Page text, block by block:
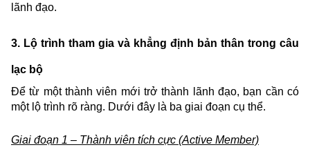
lãnh đạo.
3. Lộ trình tham gia và khẳng định bản thân trong câu
lạc bộ
Để từ một thành viên mới trở thành lãnh đạo, bạn cần có
một lộ trình rõ ràng. Dưới đây là ba giai đoạn cụ thể.
Giai đoạn 1 – Thành viên tích cực (Active Member)